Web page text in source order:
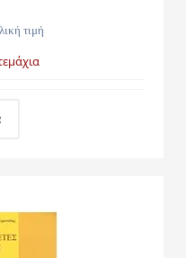
τιμή